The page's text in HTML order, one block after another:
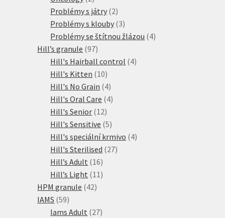
produkty
Problémy s játry 22
produkty
Problémy s klouby 33
produkty
Problémy se štítnou žlázou 44
Hill’s granule 9797
produktů
Hill's Hairball control 44
Hill's Kitten 1010
produktů
Hill's No Grain 44
produkty
Hill's Oral Care 44
Hill's Senior 1212
produktů
Hill's Sensitive 55
produktů
Hill's speciální krmivo 44
Hill's Sterilised 2727
Hill’s Adult 1616
produktů
Hill’s Light 11 11
HPM granule 4242
IAMS 5959
produktů
Iams Adult 2727